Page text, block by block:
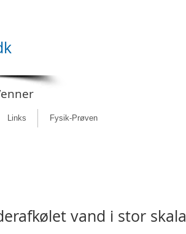
Links Fysik-Prøven
vand i stor skala